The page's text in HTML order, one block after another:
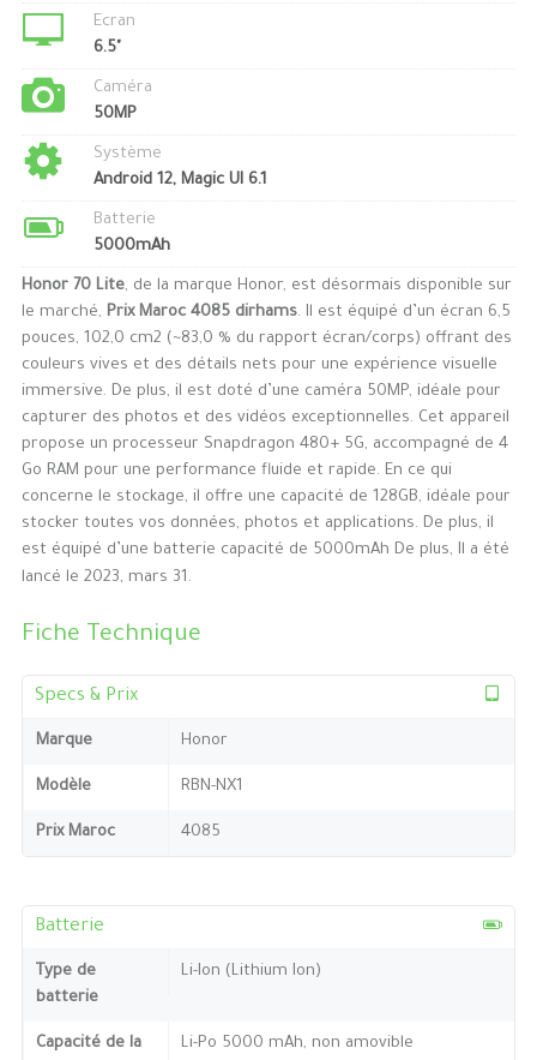
Ecran
6.5"
Caméra
50MP
Système
Android 12, Magic UI 6.1
Batterie
5000mAh
Honor 70 Lite, de la marque Honor, est désormais disponible sur
le marché, Prix Maroc 4085 dirhams. Il est équipé d’un écran 6,5
pouces, 102,0 cm2 (~83,0 % du rapport écran/corps) offrant des
couleurs vives et des détails nets pour une expérience visuelle
immersive. De plus, il est doté d’une caméra 50MP, idéale pour
capturer des photos et des vidéos exceptionnelles. Cet appareil
propose un processeur Snapdragon 480+ 5G, accompagné de 4
Go RAM pour une performance fluide et rapide. En ce qui
concerne le stockage, il offre une capacité de 128GB, idéale pour
stocker toutes vos données, photos et applications. De plus, il
est équipé d’une batterie capacité de 5000mAh De plus, Il a été
lancé le 2023, mars 31.
Fiche Technique
Specs & Prix
Marque Honor
Modèle RBN-NX1
Prix Maroc 4085
Batterie
Type de
batterie
Li-Ion (Lithium Ion)
Capacité de la
Li-Po 5000 mAh, non amovible